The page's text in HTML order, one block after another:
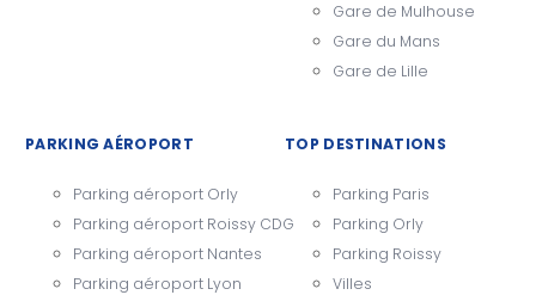
Gare de Mulhouse
Gare du Mans
Gare de Lille
PARKING AÉROPORT
Parking aéroport Orly
Parking aéroport Roissy CDG
Parking aéroport Nantes
Parking aéroport Lyon
TOP DESTINATIONS
Parking Paris
Parking Orly
Parking Roissy
Villes